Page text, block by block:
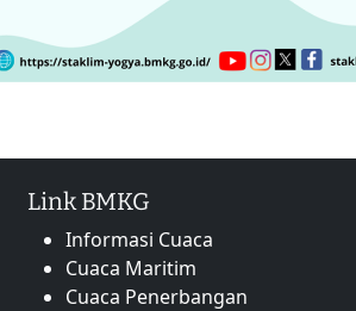
Link BMKG
Informasi Cuaca
Cuaca Maritim
Cuaca Penerbangan